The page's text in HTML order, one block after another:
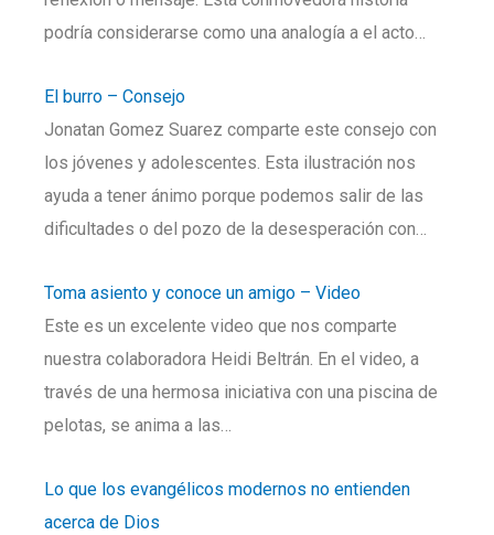
podría considerarse como una analogía a el acto…
El burro – Consejo
Jonatan Gomez Suarez comparte este consejo con
los jóvenes y adolescentes. Esta ilustración nos
ayuda a tener ánimo porque podemos salir de las
dificultades o del pozo de la desesperación con…
Toma asiento y conoce un amigo – Video
Este es un excelente video que nos comparte
nuestra colaboradora Heidi Beltrán. En el video, a
través de una hermosa iniciativa con una piscina de
pelotas, se anima a las…
Lo que los evangélicos modernos no entienden
acerca de Dios